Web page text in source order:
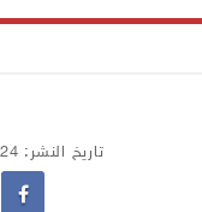
تاريخ النشر: 25/09/2024 11:31 ص